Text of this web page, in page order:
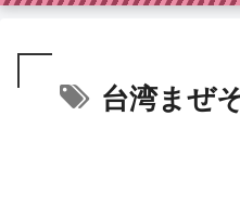
台湾まぜ